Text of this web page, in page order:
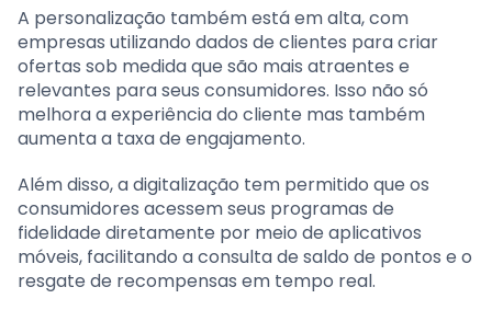
A personalização também está em alta, com
empresas utilizando dados de clientes para criar
ofertas sob medida que são mais atraentes e
relevantes para seus consumidores. Isso não só
melhora a experiência do cliente mas também
aumenta a taxa de engajamento.
Além disso, a digitalização tem permitido que os
consumidores acessem seus programas de
fidelidade diretamente por meio de aplicativos
móveis, facilitando a consulta de saldo de pontos e o
resgate de recompensas em tempo real.